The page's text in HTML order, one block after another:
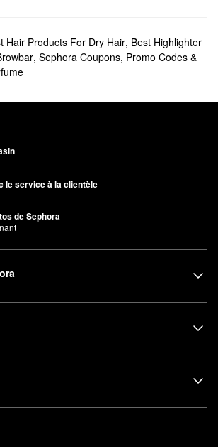
Hair Products For Dry Hair, Best Highlighter
, Sephora Coupons, Promo Codes &
le service à la clientèle
de Sephora